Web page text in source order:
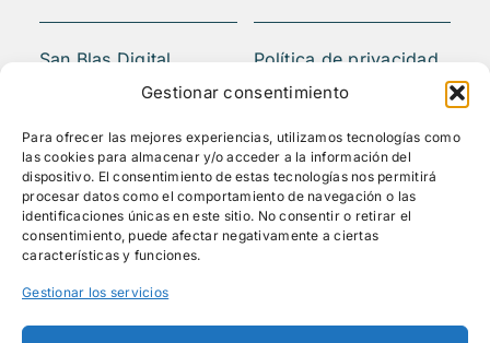
Gestionar consentimiento
Para ofrecer las mejores experiencias, utilizamos tecnologías como
las cookies para almacenar y/o acceder a la información del
dispositivo. El consentimiento de estas tecnologías nos permitirá
procesar datos como el comportamiento de navegación o las
identificaciones únicas en este sitio. No consentir o retirar el
consentimiento, puede afectar negativamente a ciertas
características y funciones.
Gestionar los servicios
San Blas Digital
Quiénes somos
Actividades
Blog
Mediateca
Contacto
Política de privacidad
Aviso legal